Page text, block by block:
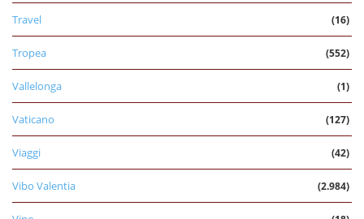
Travel (16)
Tropea (552)
Vallelonga (1)
Vaticano (127)
Viaggi (42)
Vibo Valentia (2.984)